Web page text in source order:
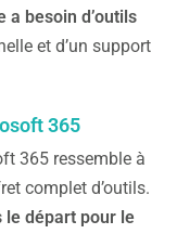
a besoin d’outils
et d’un support
365
365 ressemble à
complet d’outils.
le départ pour le